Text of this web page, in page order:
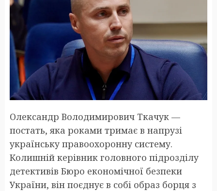
Олександр Володимирович Ткачук —
постать, яка роками тримає в напрузі
українську правоохоронну систему.
Колишній керівник головного підрозділу
детективів Бюро економічної безпеки
України, він поєднує в собі образ борця з